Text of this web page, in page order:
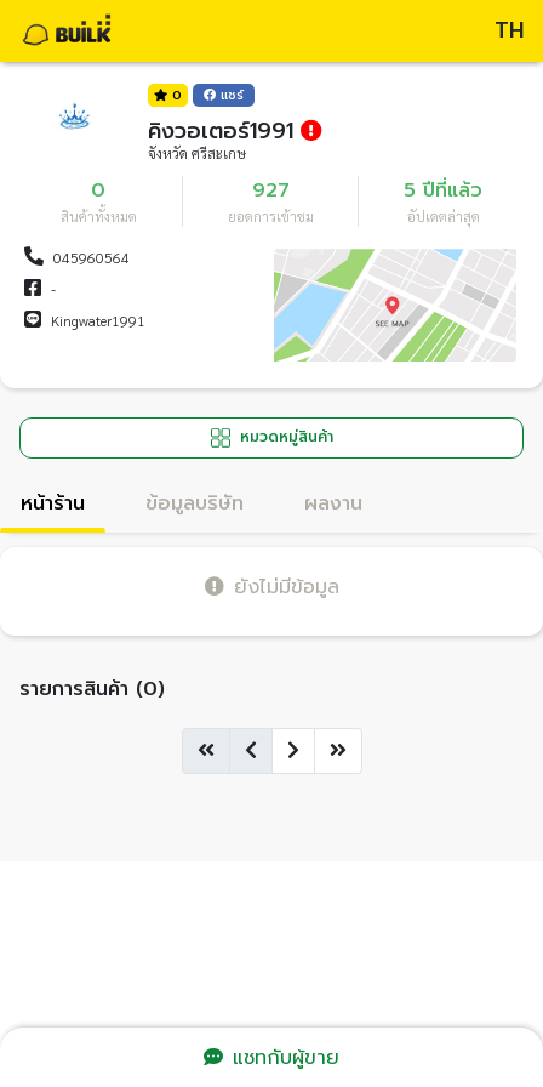
TH
0 แชร์
คิงวอเตอร์1991
จังหวัด ศรีสะเกษ
0
สินค้าทั้งหมด
927
ยอดการเข้าชม
5 ปีที่แล้ว
อัปเดตล่าสุด
045960564
-
Kingwater1991
หมวดหมู่สินค้า
หน้าร้าน ข้อมูลบริษัท ผลงาน
ยังไม่มีข้อมูล
รายการสินค้า (0)
แชทกับผู้ขาย